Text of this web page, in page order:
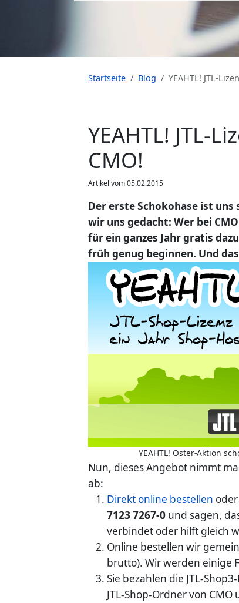
Startseite Blog YEAHTL! JTL-
YEAHTL! JTL-
CMO!
Artikel vom 05.02.2015
Der erste Schokohase ist
wir uns gedacht: Wer bei
für ein ganzes Jahr gratis
früh genug beginnen. Und
YEAHTL! Oster-Aktion
Nun, dieses Angebot nimmt
ab:
Direkt online bestellen
7123 7267-0 und sagen,
verbindet oder hilft gleich
Online bestellen wir
brutto). Wir werden einige
Sie bezahlen die JTL-
JTL-Shop-Ordner von